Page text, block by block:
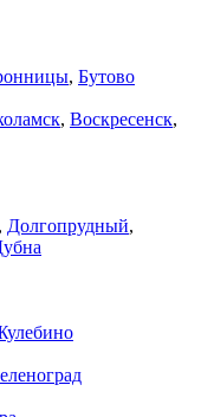
, Бутово
, Воскресенск,
, Долгопрудный,